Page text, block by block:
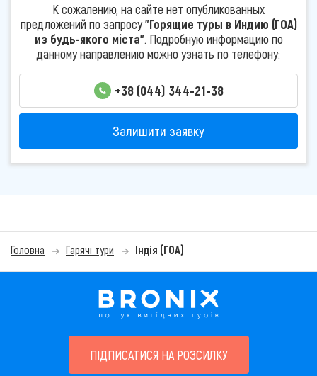
К сожалению, на сайте нет опубликованных
предложений по запросу"Горящие туры в Индию (ГОА)
из будь-якого міста". Подробную информацию по
данному направлению можно узнать по телефону:
+38 (044) 344-21-38
Залишити заявку
Головна Гарячі тури Індія (ГОА)
ПІДПИСАТИСЯ НА РОЗСИЛКУ